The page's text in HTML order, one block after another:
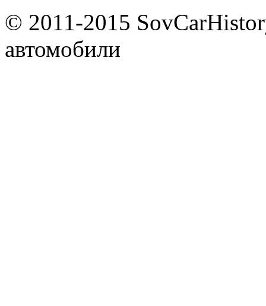
© 2011-2015
автомобили